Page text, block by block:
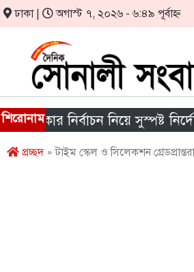
ঢাকা | অগাস্ট ৭, ২০২৬ - ৬:৪৯ পূর্বাহ্ন
শিরোনাম
সরকার নির্বাচন নিয়ে সুস্পষ্ট
প্রচ্ছদ» টাইম স্কেল ও সিলেকশন